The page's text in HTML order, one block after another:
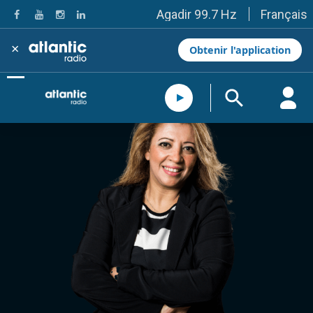
Agadir 99.7 Hz
Tanger 103.3 Hz
Tétouan 87.8 Hz
Fès 98.8 Hz
Meknès 97.2 Hz
El Jadida 97.3
Settat 104,6
Essaouira 96.6
Safi 92.3
Taza 103.0
Taounate 95.6
Tiznit 103.1
SkhourRhamna 92.2
Taroudant 104.9
Guelmim 91.9
Tan-Tan 95.2
Tafraout 104.9
Casablanca 92.5 Hz
Rabat, Salé 106.9 Hz
Marrakech 90.5 Hz
Français
× Obtenir l'application